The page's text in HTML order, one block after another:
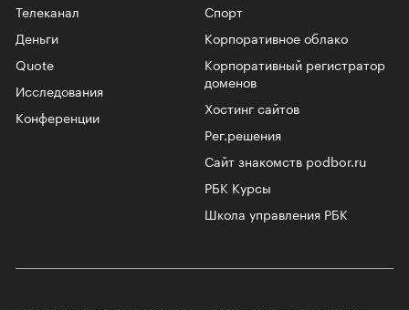
Телеканал
Спорт
Корпоративное облако
Корпоративный регистратор
доменов
Хостинг сайтов
Рег.решения
Сайт знакомств podbor.ru
РБК Курсы
Школа управления РБК
Деньги
Quote
Исследования
Конференции